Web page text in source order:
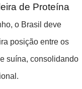
de Proteína
o Brasil deve
posição entre os
suína, consolidando